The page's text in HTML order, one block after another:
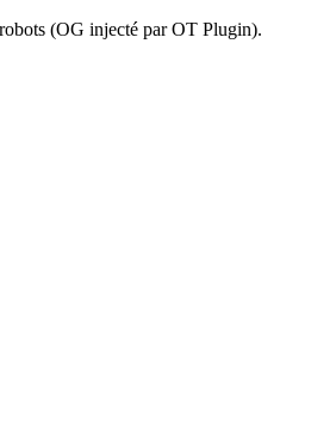
(OG injecté par OT Plugin).